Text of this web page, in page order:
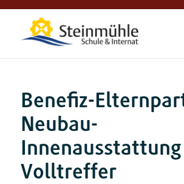
Benefiz-
Neubau-
Volltreffer